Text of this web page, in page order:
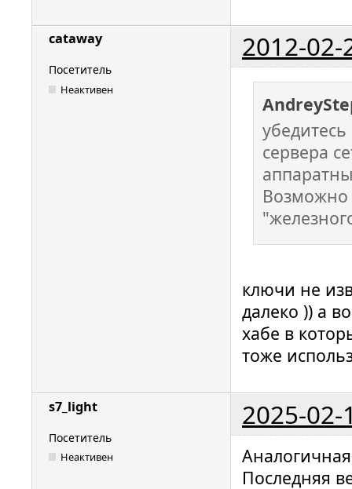
cataway 2012-02-
Посетитель
Неактивен
сервера
Возможно
ключи не
далеко )) а
хабе в
тоже
s7_light 2025-02-
Посетитель
Неактивен
Последняя